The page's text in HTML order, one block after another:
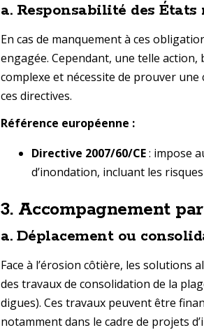
a. Responsabilité des États
En cas de manquement à ces
engagée. Cependant, une telle
complexe et nécessite de prouver
ces directives.
Référence européenne :
Directive 2007/60/CE: impose
d’inondation, incluant les
3. Accompagnement
a. Déplacement ou
Face à l’érosion côtière, les solutions
des travaux de consolidation de la
digues). Ces travaux peuvent être
notamment dans le cadre de projets